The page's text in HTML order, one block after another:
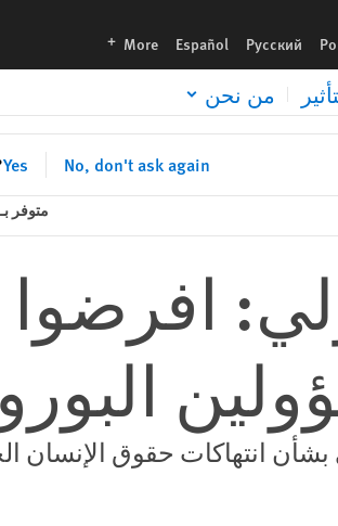
Русский
Español
More
languages
من نحن
Yes No, don't ask again
متوفر بـ
انتهاكات حقوق الإنسان